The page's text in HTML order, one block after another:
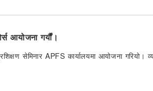
आयोजना गर्यौं।
सेमिनार APFS कार्यालयमा आयोजना गरियो।